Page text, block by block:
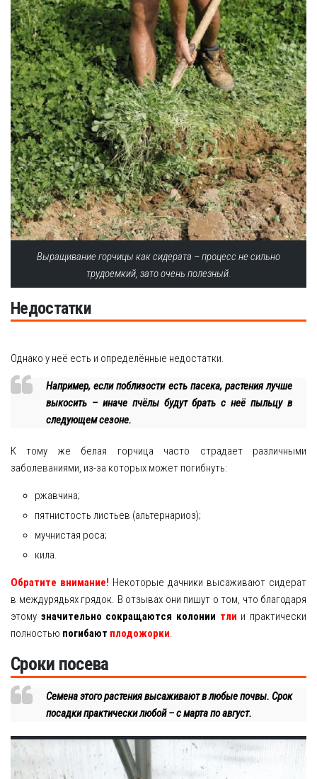
Выращивание горчицы как сидерата – процесс не сильно
трудоемкий, зато очень полезный.
Недостатки
Однако у неё есть и определённые недостатки.
Например, если поблизости есть пасека, растения лучше
выкосить – иначе пчёлы будут брать с неё пыльцу в
следующем сезоне.
К тому же белая горчица часто страдает различными
заболеваниями, из-за которых может погибнуть:
ржавчина;
пятнистость листьев (альтернариоз);
мучнистая роса;
кила.
Обратите внимание! Некоторые дачники высаживают сидерат
в междурядьях грядок. В отзывах они пишут о том, что благодаря
этому значительно сокращаются колонии тли и практически
полностью погибают плодожорки
Сроки посева
Семена этого растения высаживают в любые почвы. Срок
посадки практически любой – с марта по август.